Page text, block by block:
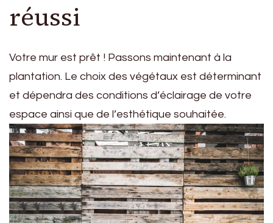
réussi
Votre mur est prêt ! Passons maintenant à la
plantation. Le choix des végétaux est déterminant
et dépendra des conditions d’éclairage de votre
espace ainsi que de l’esthétique souhaitée.